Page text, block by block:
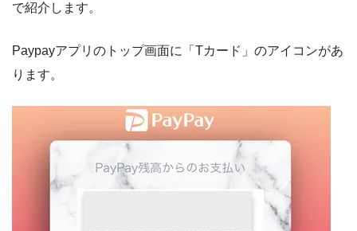
で紹介します。
Paypayアプリのトップ画面に「Tカード」のアイコンがあ
ります。